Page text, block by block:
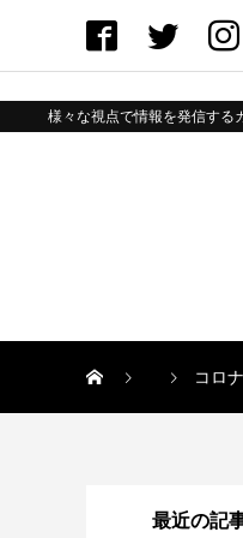
様々な視点で情報を発信する
コロ
最近の記